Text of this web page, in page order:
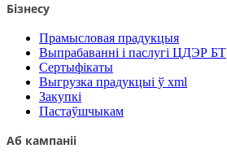
Бізнесу
Прамысловая прадукцыя
Выпрабаванні і паслугі ЦДЭР БТ
Сертыфікаты
Выгрузка прадукцыі ў xml
Закупкі
Пастаўшчыкам
Аб кампаніі